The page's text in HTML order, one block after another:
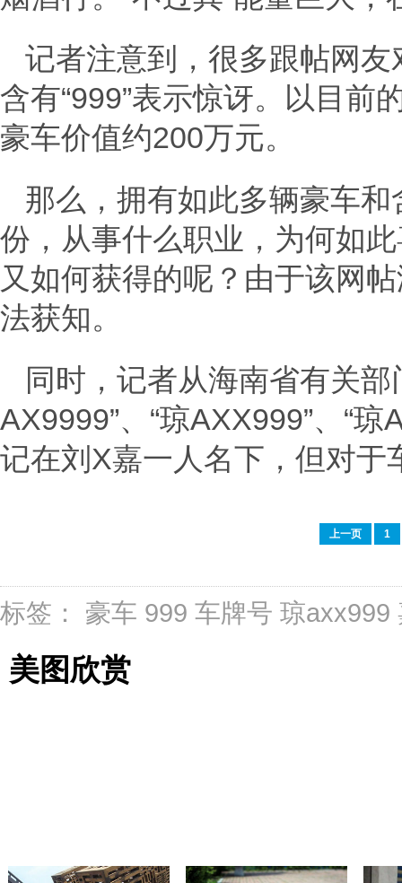
记者注意到，很多跟帖网
含有“999”表示惊讶。以目前
豪车价值约200万元。
那么，拥有如此多辆豪车和
份，从事什么职业，为何如
又如何获得的呢？由于该网
法获知。
同时，记者从海南省有关
AX9999”、“琼AXX999”、“
记在刘X嘉一人名下，但对于
上一页 1
标签： 豪车 999 车牌号 琼axx999
美图欣赏